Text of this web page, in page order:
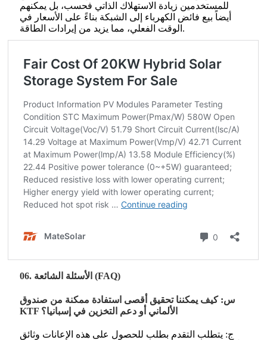
للمستخدمين زيادة الاستهلاك الذاتي فحسب، بل يمكنهم
أيضاً بيع فائض الكهرباء إلى الشبكة بناءً على الأسعار في
الوقت الفعلي، مما يزيد من إيرادات الطاقة.
06. الأسئلة الشائعة (FAQ)
س: كيف يمكننا تحقيق أقصى استفادة ممكنة من صندوق
KTF الألماني أو دعم التخزين في إسبانيا؟
ج: يتطلب التقدم بطلب للحصول على هذه الإعانات وثائق